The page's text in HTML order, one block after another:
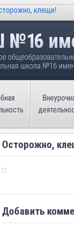
клещи!
Осторожно,
Добавить